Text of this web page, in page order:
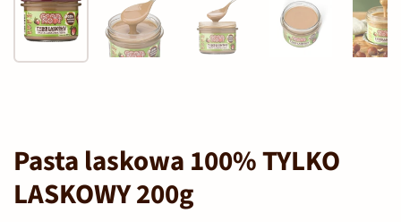
Pasta laskowa 100% TYLKO
LASKOWY 200g